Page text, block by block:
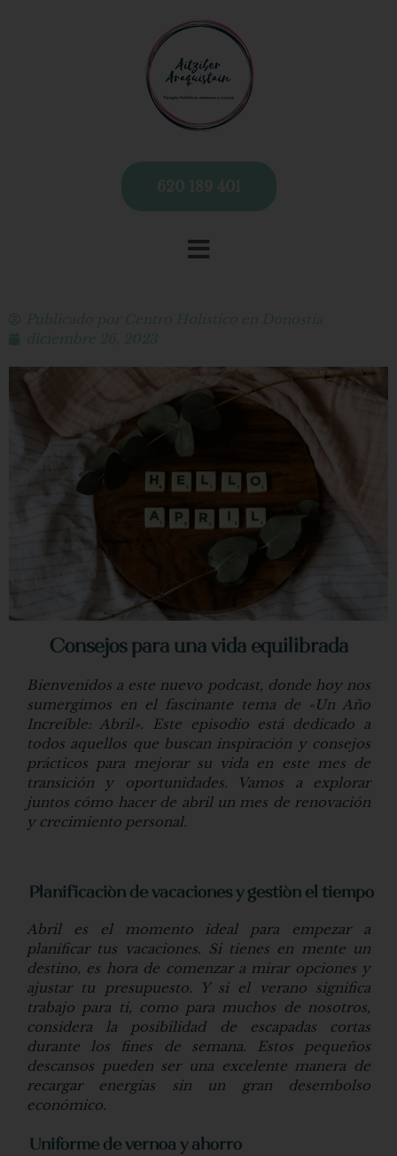
Consejos para una vida equilibrada
Bienvenidos a este nuevo podcast, donde hoy nos
sumergimos en el fascinante tema de «Un Año
Increíble: Abril». Este episodio está dedicado a
todos aquellos que buscan inspiración y consejos
prácticos para mejorar su vida en este mes de
transición y oportunidades. Vamos a explorar
juntos cómo hacer de abril un mes de renovación
y crecimiento personal.
Planificación de vacaciones y gestión el tiempo
Abril es el momento ideal para empezar a
planificar tus vacaciones. Si tienes en mente un
destino, es hora de comenzar a mirar opciones y
ajustar tu presupuesto. Y si el verano significa
trabajo para ti, como para muchos de nosotros,
considera la posibilidad de escapadas cortas
durante los fines de semana. Estos pequeños
descansos pueden ser una excelente manera de
recargar energías sin un gran desembolso
económico.
Uniforme de vernoa y ahorro